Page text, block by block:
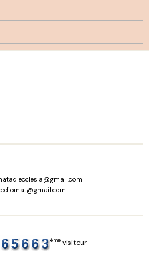
èmevisiteur